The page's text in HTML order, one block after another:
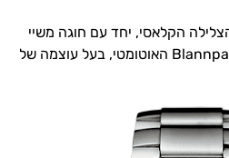
הקלאסי, יחד עם חוגה משיי
יפהפה וה-Blannpain Caliber 1150 האוטומטי, בעל עוצמה של